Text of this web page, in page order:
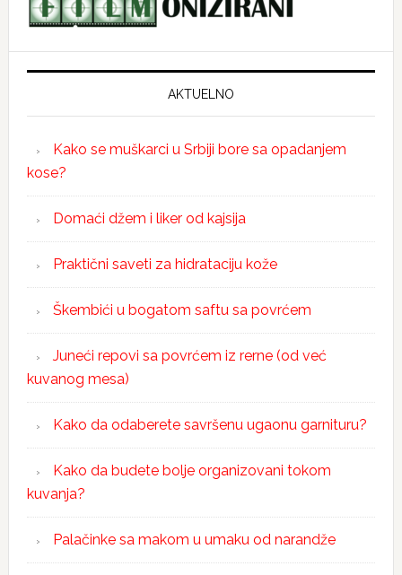
AKTUELNO
Kako se muškarci u Srbiji bore sa opadanjem
kose?
Domaći džem i liker od kajsija
Praktični saveti za hidrataciju kože
Škembići u bogatom saftu sa povrćem
Juneći repovi sa povrćem iz rerne (od već
kuvanog mesa)
Kako da odaberete savršenu ugaonu garnituru?
Kako da budete bolje organizovani tokom
kuvanja?
Palačinke sa makom u umaku od narandže